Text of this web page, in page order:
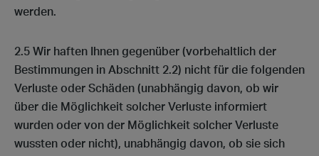
werden.
2.5 Wir haften Ihnen gegenüber (vorbehaltlich der
Bestimmungen in Abschnitt 2.2) nicht für die folgenden
Verluste oder Schäden (unabhängig davon, ob wir
über die Möglichkeit solcher Verluste informiert
wurden oder von der Möglichkeit solcher Verluste
wussten oder nicht), unabhängig davon, ob sie sich